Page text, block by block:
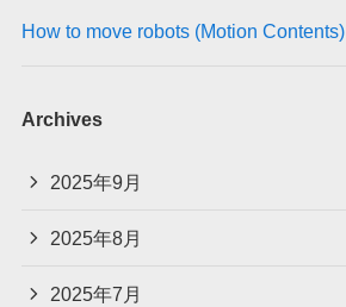
How to move robots (Motion Contents)
Archives
2025年9月
2025年8月
2025年7月